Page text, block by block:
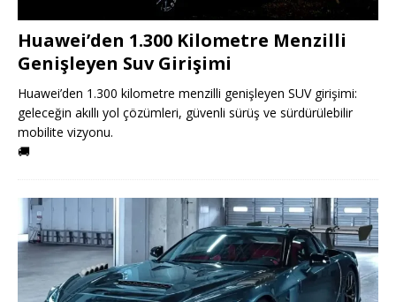
Huawei’den 1.300 Kilometre Menzilli
Genişleyen Suv Girişimi
Huawei’den 1.300 kilometre menzilli genişleyen SUV girişimi:
geleceğin akıllı yol çözümleri, güvenli sürüş ve sürdürülebilir
mobilite vizyonu.
🚚